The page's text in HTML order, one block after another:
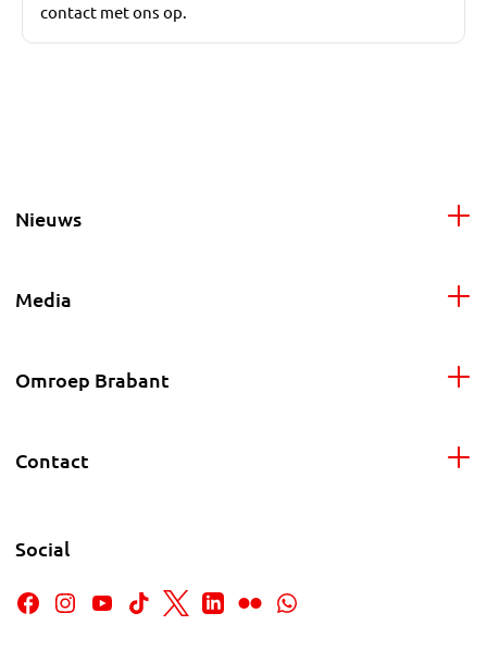
contact met ons op.
Nieuws
Media
Omroep Brabant
Contact
Social